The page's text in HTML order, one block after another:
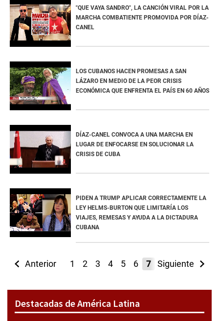
"QUE VAYA SANDRO", LA CANCIÓN VIRAL POR LA
MARCHA COMBATIENTE PROMOVIDA POR DÍAZ-
CANEL
LOS CUBANOS HACEN PROMESAS A SAN
LÁZARO EN MEDIO DE LA PEOR CRISIS
ECONÓMICA QUE ENFRENTA EL PAÍS EN 60 AÑOS
DÍAZ-CANEL CONVOCA A UNA MARCHA EN
LUGAR DE ENFOCARSE EN SOLUCIONAR LA
CRISIS DE CUBA
PIDEN A TRUMP APLICAR CORRECTAMENTE LA
LEY HELMS-BURTON QUE LIMITARÍA LOS
VIAJES, REMESAS Y AYUDA A LA DICTADURA
CUBANA
Anterior 1 2 3 4 5 6 7 8 9 10 11
Siguiente
Destacadas de América Latina